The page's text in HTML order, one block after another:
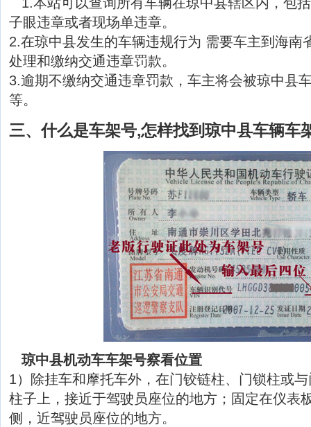
子眼违章或者现场单违章。
2.在琼中县发生的车辆违规行为 需要车主到海南
处理和缴纳交通违章罚款。
3.逾期不缴纳交通违章罚款，车主将会被琼中县
等。
三、什么是车架号,怎样找到琼中县车辆车
琼中县机动车车架号察看位置
1）除挂车和摩托车外，在门铰链柱、门锁柱或
柱子上，接近于驾驶员座位的地方；固定在仪表
侧，近驾驶员座位的地方。